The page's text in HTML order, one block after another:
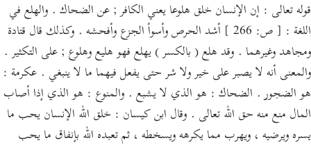
قوله تعالى : إن الإنسان خلق هلوعا يعني الكافر ; عن الضحاك . والهلع في
اللغة : [ ص: 266 ] أشد الحرص وأسوأ الجزع وأفحشه . وكذلك قال قتادة
ومجاهد وغيرهما . وقد هلع ( بالكسر ) يهلع فهو هليع وهلوع ; على التكثير .
والمعنى أنه لا يصبر على خير ولا شر حتى يفعل فيهما ما لا ينبغي . عكرمة :
هو الضجور . الضحاك : هو الذي لا يشبع . والمنوع : هو الذي إذا أصاب
المال منع منه حق الله تعالى . وقال ابن كيسان : خلق الله الإنسان يحب ما
يسره ويرضيه ، ويهرب مما يكرهه ويسخطه ، ثم تعبده الله بإنفاق ما يحب